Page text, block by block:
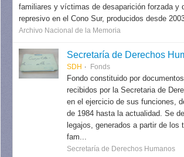
familiares y víctimas de desaparición forzada y
represivo en el Cono Sur, producidos desde
Archivo Nacional de la Memoria
Secretaría de Derechos
SDH Fonds
Fondo constituido por
recibidos por la Secretaria de
en el ejercicio de sus funciones,
de 1984 hasta la actualidad. Se
legajos, generados a partir de los
fam...
Secretaría de Derechos Humanos